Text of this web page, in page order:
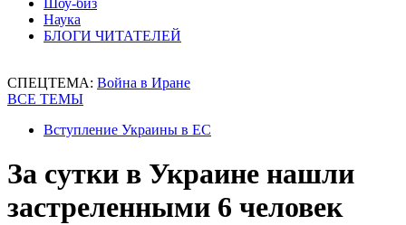
Шоу-биз
Наука
БЛОГИ ЧИТАТЕЛЕЙ
СПЕЦТЕМА: Война в Иране
ВСЕ ТЕМЫ
Вступление Украины в ЕС
За сутки в Украине нашли
застреленными 6 человек